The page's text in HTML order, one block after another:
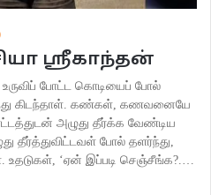
ஸ்ரீகாந்தன்
உருவிப் போட்ட கொடியைப் போல்
கிடந்தாள். கண்கள், கணவனையே
அழுது தீர்க்க வேண்டிய
தீர்த்துவிட்டவள் போல் தளர்ந்து,
‘ஏன் இப்படி செஞ்சீங்க?.…